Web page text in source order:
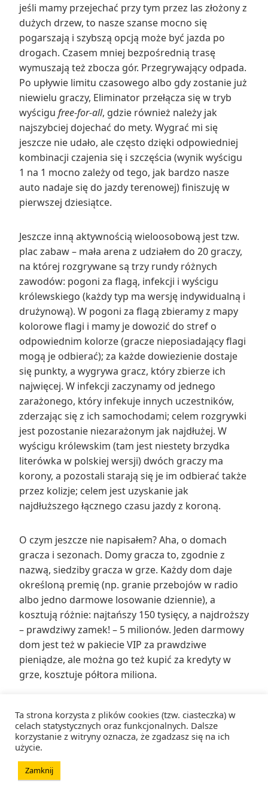
jeśli mamy przejechać przy tym przez las złożony z
dużych drzew, to nasze szanse mocno się
pogarszają i szybszą opcją może być jazda po
drogach. Czasem mniej bezpośrednią trasę
wymuszają też zbocza gór. Przegrywający odpada.
Po upływie limitu czasowego albo gdy zostanie już
niewielu graczy, Eliminator przełącza się w tryb
wyścigu free-for-all, gdzie również należy jak
najszybciej dojechać do mety. Wygrać mi się
jeszcze nie udało, ale często dzięki odpowiedniej
kombinacji czajenia się i szczęścia (wynik wyścigu
1 na 1 mocno zależy od tego, jak bardzo nasze
auto nadaje się do jazdy terenowej) finiszuję w
pierwszej dziesiątce.
Jeszcze inną aktywnością wieloosobową jest tzw.
plac zabaw – mała arena z udziałem do 20 graczy,
na której rozgrywane są trzy rundy różnych
zawodów: pogoni za flagą, infekcji i wyścigu
królewskiego (każdy typ ma wersję indywidualną i
drużynową). W pogoni za flagą zbieramy z mapy
kolorowe flagi i mamy je dowozić do stref o
odpowiednim kolorze (gracze nieposiadający flagi
mogą je odbierać); za każde dowiezienie dostaje
się punkty, a wygrywa gracz, który zbierze ich
najwięcej. W infekcji zaczynamy od jednego
zarażonego, który infekuje innych uczestników,
zderzając się z ich samochodami; celem rozgrywki
jest pozostanie niezarażonym jak najdłużej. W
wyścigu królewskim (tam jest niestety brzydka
literówka w polskiej wersji) dwóch graczy ma
korony, a pozostali starają się je im odbierać także
przez kolizje; celem jest uzyskanie jak
najdłuższego łącznego czasu jazdy z koroną.
O czym jeszcze nie napisałem? Aha, o domach
gracza i sezonach. Domy gracza to, zgodnie z
nazwą, siedziby gracza w grze. Każdy dom daje
określoną premię (np. granie przebojów w radio
albo jedno darmowe losowanie dziennie), a
kosztują różnie: najtańszy 150 tysięcy, a najdroższy
– prawdziwy zamek! – 5 milionów. Jeden darmowy
dom jest też w pakiecie VIP za prawdziwe
pieniądze, ale można go też kupić za kredyty w
grze, kosztuje półtora miliona.
Sezony z kolei to element modnego obecnie w
grach systemu wydarzeń (ang.event). Zaczęło się
wszystko od gier przeglądarkowych i mobilnych, a
może od gier wieloosobowych. W grach
mobilnych rzecz służy przede wszystkim
napędzaniu zysków, no bo każdy nowy event to
Ta strona korzysta z plików cookies (tzw. ciasteczka) w
celach statystycznych oraz funkcjonalnych. Dalsze
korzystanie z witryny oznacza, że zgadzasz się na ich
użycie.
Zamknij